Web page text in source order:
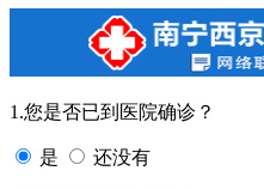
1.您是否已到医院确诊？
是 还没有